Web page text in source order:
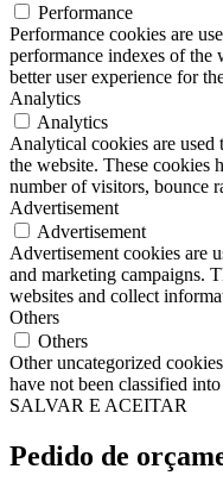
Performance
Performance cookies are
performance indexes of the
better user experience for
Analytics
Analytics
Analytical cookies are
the website. These cookies
number of visitors, bounce
Advertisement
Advertisement
Advertisement cookies are
and marketing campaigns.
websites and collect
Others
Others
Other uncategorized
have not been classified
SALVAR E ACEITAR
Pedido de